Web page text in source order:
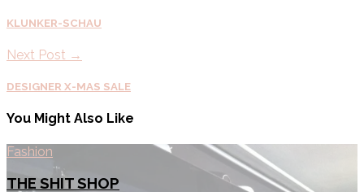
KLUNKER-SCHAU
Next Post →
DESIGNER X-MAS SALE
You Might Also Like
Fashion
THE SHIT SHOP